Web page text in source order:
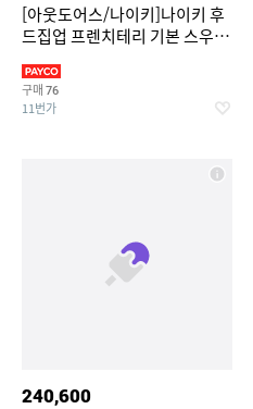
[아웃도어스/나이키]나이키 후
드집업 프렌치테리 기본 스우시
구매 76
11번가
240,600